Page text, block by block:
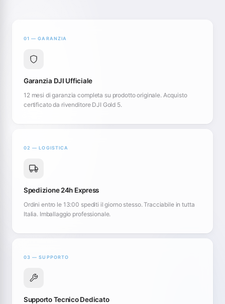
01 — GARANZIA
Garanzia DJI Ufficiale
12 mesi di garanzia completa su prodotto originale. Acquisto
certificato da rivenditore DJI Gold 5.
02 — LOGISTICA
Spedizione 24h Express
Ordini entro le 13:00 spediti il giorno stesso. Tracciabile in tutta
Italia. Imballaggio professionale.
03 — SUPPORTO
Supporto Tecnico Dedicato